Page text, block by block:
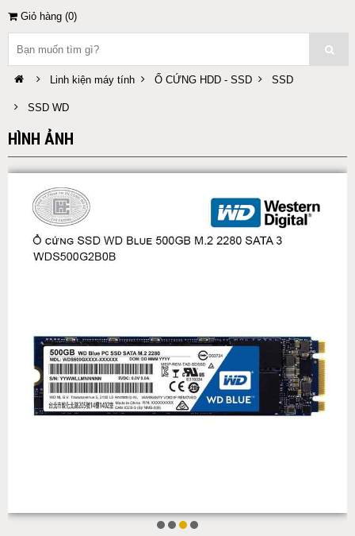
Giỏ hàng (0)
Linh kiện máy tính Ổ CỨNG HDD - SSD SSD
SSD WD
HÌNH ẢNH